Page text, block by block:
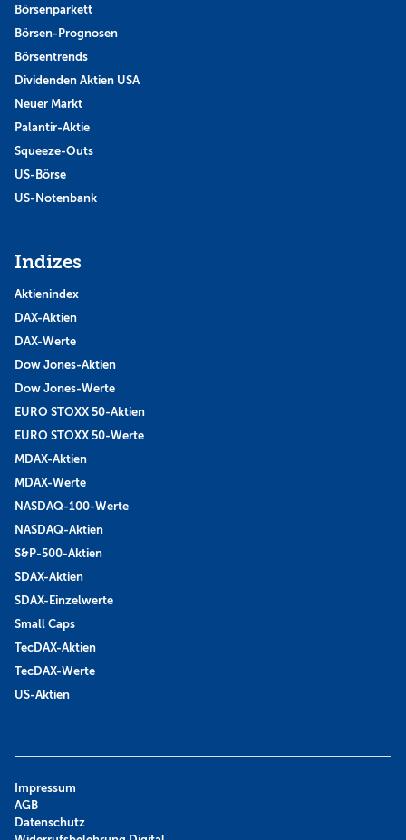
Börsenparkett
Börsen-Prognosen
Börsentrends
Dividenden Aktien USA
Neuer Markt
Palantir-Aktie
Squeeze-Outs
US-Börse
US-Notenbank
Indizes
Aktienindex
DAX-Aktien
DAX-Werte
Dow Jones-Aktien
Dow Jones-Werte
EURO STOXX 50-Aktien
EURO STOXX 50-Werte
MDAX-Aktien
MDAX-Werte
NASDAQ-100-Werte
NASDAQ-Aktien
S&P-500-Aktien
SDAX-Aktien
SDAX-Einzelwerte
Small Caps
TecDAX-Aktien
TecDAX-Werte
US-Aktien
Impressum
AGB
Datenschutz